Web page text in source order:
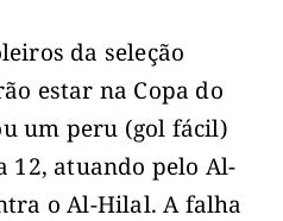
da seleção
estar na Copa do
um peru (gol fácil)
atuando pelo Al-
o Al-Hilal. A falha